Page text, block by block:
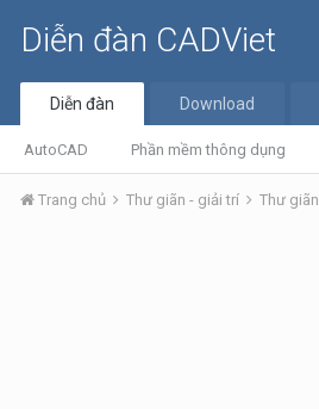
Diễn đàn CADViet
Diễn đàn
AutoCAD Phần mềm thông dụng
Download
Trang chủ Thư giãn - giải trí Thư giãn